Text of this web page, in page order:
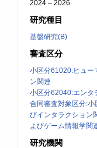
2024 – 2026
研究種目
基盤研究(B)
審査区分
小区分61020:ヒュー
ン関連
小区分62040:エンタ
合同審査対象区分:
びインタラクション
よびゲーム情報学関
研究機関